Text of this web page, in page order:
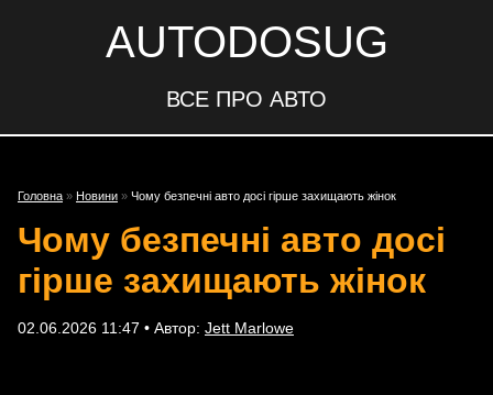
AUTODOSUG
ВСЕ ПРО АВТО
Головна » Новини » Чому безпечні авто досі гірше захищають жінок
Чому безпечні авто досі
гірше захищають жінок
02.06.2026 11:47 • Автор: Jett Marlowe